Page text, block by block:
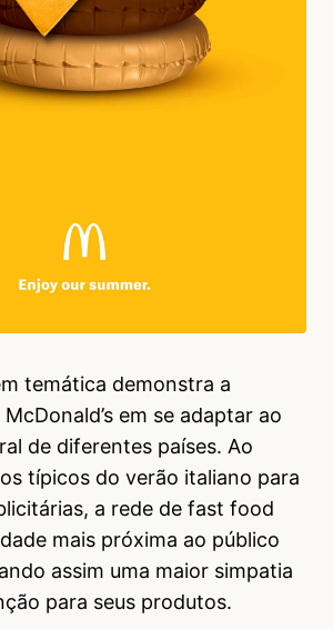
temática demonstra a
em se adaptar ao
de diferentes países. Ao
típicos do verão italiano para
a rede de fast food
mais próxima ao público
assim uma maior simpatia
para seus produtos.